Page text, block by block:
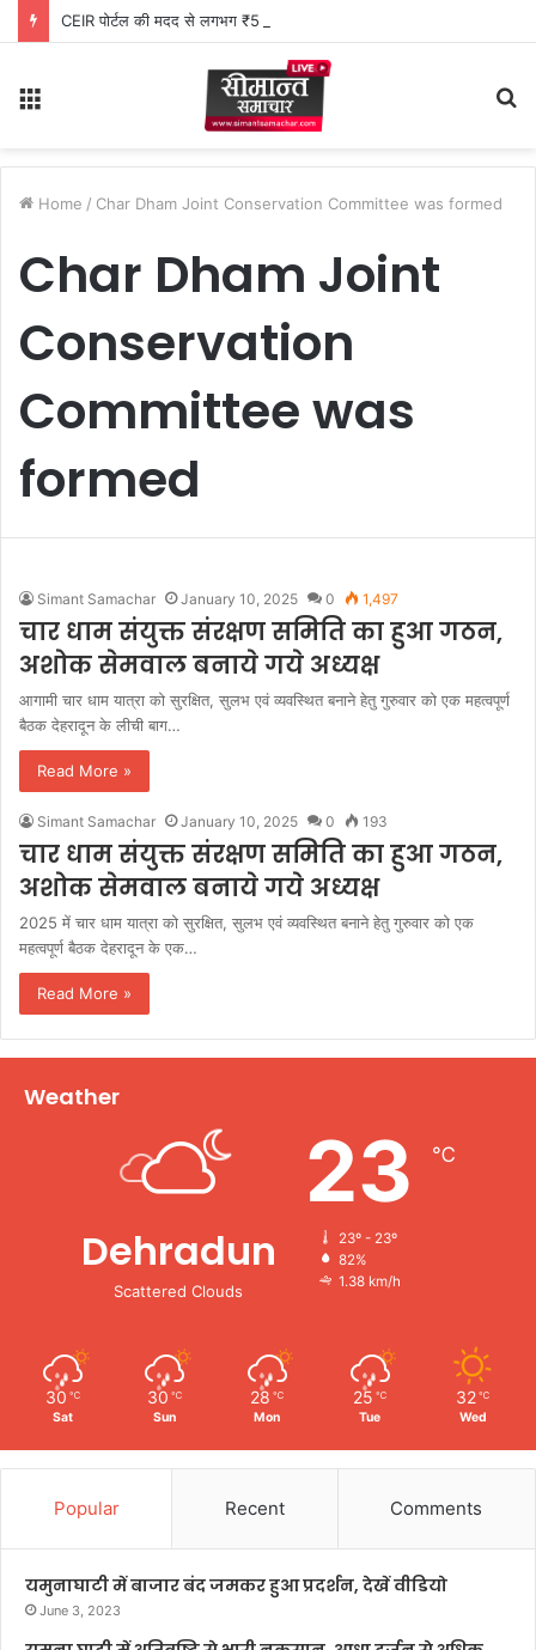
CEIR पोर्टल की मदद से लगभग ₹5 लाख मूल्य के 20 मोबाइल फोन बरामद
Home / Char Dham Joint Conservation Committee was formed
Char Dham Joint
Conservation
Committee was
formed
Simant Samachar January 10, 2025 0 1,497
चार धाम संयुक्त संरक्षण समिति का हुआ गठन,
अशोक सेमवाल बनाये गये अध्यक्ष
आगामी चार धाम यात्रा को सुरक्षित, सुलभ एवं व्यवस्थित बनाने हेतु गुरुवार को एक महत्वपूर्ण
बैठक देहरादून के लीची बाग…
Read More »
Simant Samachar January 10, 2025 0 193
चार धाम संयुक्त संरक्षण समिति का हुआ गठन,
अशोक सेमवाल बनाये गये अध्यक्ष
2025 में चार धाम यात्रा को सुरक्षित, सुलभ एवं व्यवस्थित बनाने हेतु गुरुवार को एक
महत्वपूर्ण बैठक देहरादून के एक…
Read More »
Weather
Dehradun
Scattered Clouds
23 ℃
23º - 23º
82%
1.38 km/h
30 ℃
Sat
30 ℃
Sun
28 ℃
Mon
25 ℃
Tue
32 ℃
Wed
Popular Recent Comments
यमुनाघाटी में बाजार बंद जमकर हुआ प्रदर्शन, देखें वीडियो
June 3, 2023